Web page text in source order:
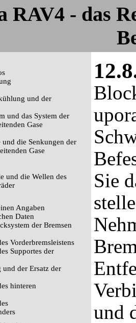
RAV4 - das
und der
und das System der
Gase
die Senkungen der
Gase
und die Wellen des
Angaben
Daten
der Bremsen
Vorderbremsleistens
Supportes der
der Ersatz der
hinteren
Sie
und